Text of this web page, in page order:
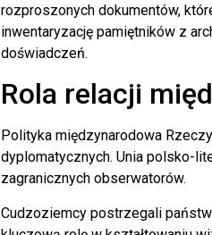
rozproszonych dokumentów,
inwentaryzację pamiętników z
doświadczeń.
Rola relacji
Polityka międzynarodowa
dyplomatycznych. Unia polsko-
zagranicznych obserwatorów.
Cudzoziemcy postrzegali